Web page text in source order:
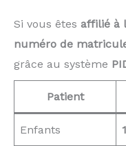
Si vous êtes affilié à
numéro de
grâce au système
Patient
Enfants